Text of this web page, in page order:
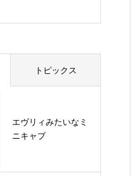
トピックス
エヴリィみたいなミ
ニキャブ